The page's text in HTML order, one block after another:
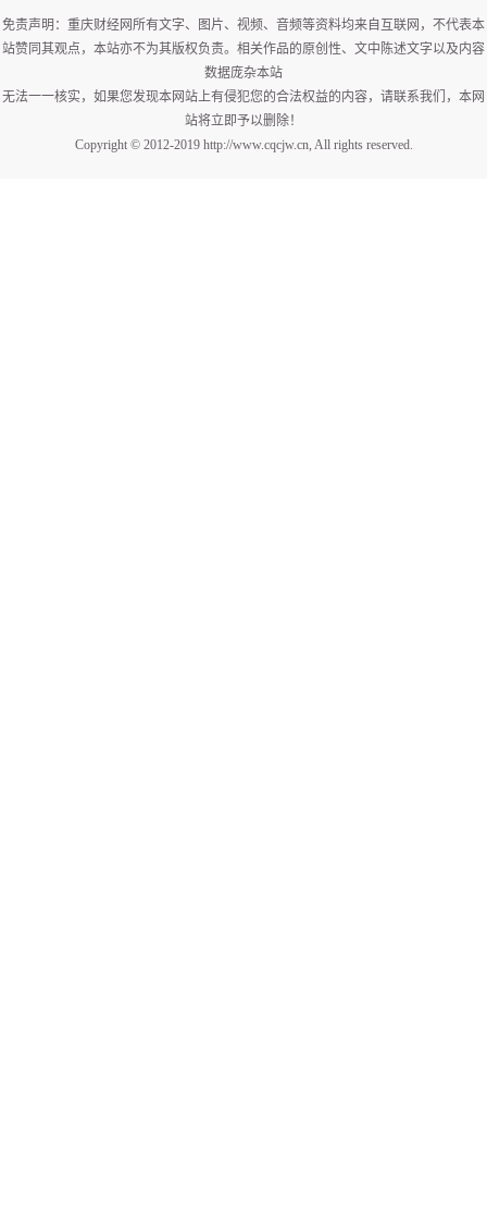
免责声明：重庆财经网所有文字、图片、视频、音频等资料均来自互联网，不代表本
站赞同其观点，本站亦不为其版权负责。相关作品的原创性、文中陈述文字以及内容
数据庞杂本站
无法一一核实，如果您发现本网站上有侵犯您的合法权益的内容，请联系我们，本网
站将立即予以删除！
Copyright © 2012-2019 http://www.cqcjw.cn, All rights reserved.